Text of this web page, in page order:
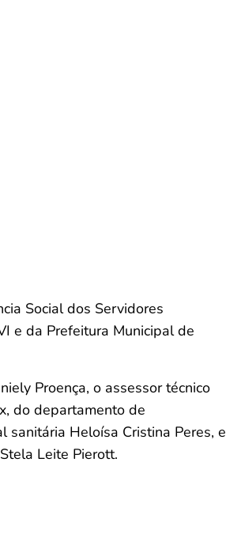
Social dos Servidores
e da Prefeitura Municipal de
Proença, o assessor técnico
do departamento de
sanitária Heloísa Cristina Peres, e
Leite Pierott.